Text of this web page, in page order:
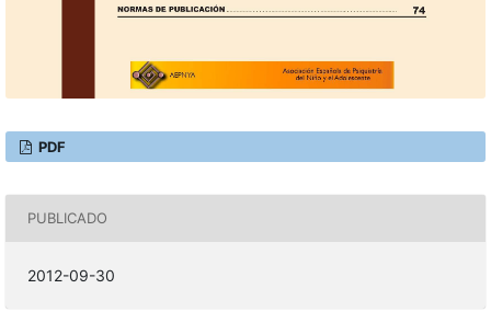
PDF
PUBLICADO
2012-09-30